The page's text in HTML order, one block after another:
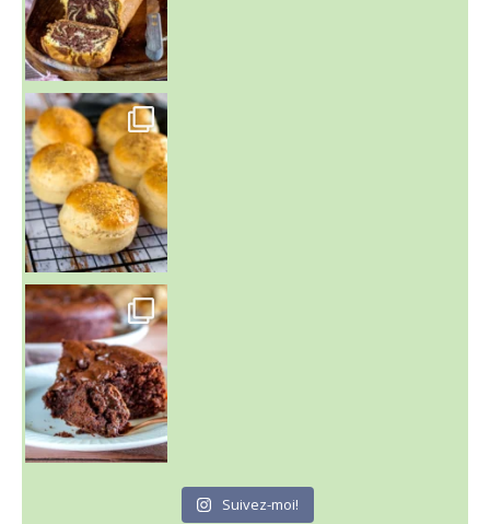
~ BUNS MAISON ~
Un peu de boulange par ici au
~ GÂTEAU FONDANT CHOCO NOISETTE ~
C'est lundi
Suivez-moi!